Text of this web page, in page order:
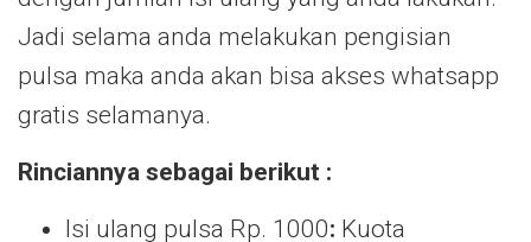
Jadi selama anda melakukan pengisian
pulsa maka anda akan bisa akses whatsapp
gratis selamanya.
Rinciannya sebagai berikut :
Isi ulang pulsa Rp. 1000: Kuota